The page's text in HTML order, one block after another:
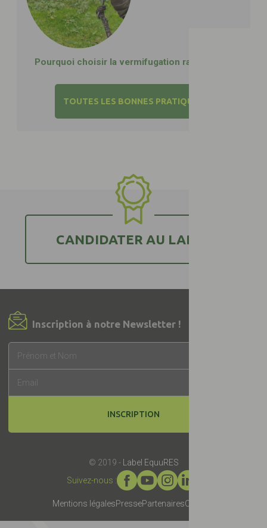
Pourquoi choisir la vermifugation raisonnée ?
TOUTES LES BONNES PRATIQUES
CANDIDATER AU LABEL
Inscription à notre Newsletter !
INSCRIPTION
© 2019 -
Label EquuRES
Suivez-nous :
Mentions légalesPressePartenairesContact